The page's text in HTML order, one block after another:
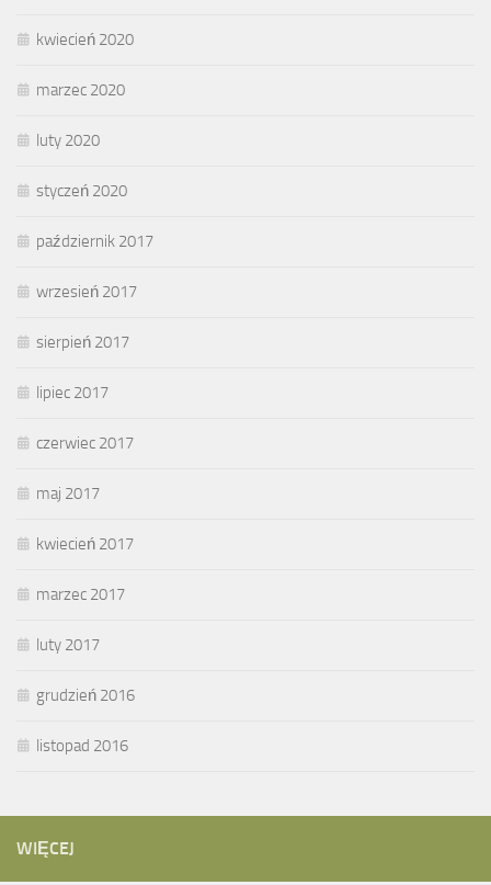
kwiecień 2020
marzec 2020
luty 2020
styczeń 2020
październik 2017
wrzesień 2017
sierpień 2017
lipiec 2017
czerwiec 2017
maj 2017
kwiecień 2017
marzec 2017
luty 2017
grudzień 2016
listopad 2016
WIĘCEJ